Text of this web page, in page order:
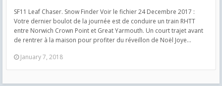
SF11 Leaf Chaser. Snow Finder Voir le fichier 24 Decembre 2017 :
Votre dernier boulot de la journée est de conduire un train RHTT
entre Norwich Crown Point et Great Yarmouth. Un court trajet avant
de rentrer à la maison pour profiter du réveillon de Noël Joye...
January 7, 2018